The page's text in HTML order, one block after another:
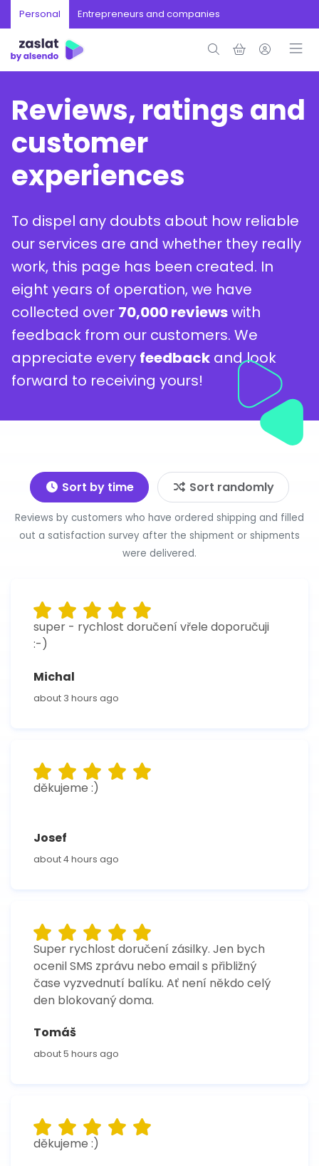
Personal Entrepreneurs and companies
Reviews, ratings and
customer
experiences
To dispel any doubts about how reliable
our services are and whether they really
work, this page has been created. In
eight years of operation, we have
collected over 70,000 reviewswith
feedback from our customers. We
appreciate every feedback and look
forward to receiving yours!
Sort by time Sort randomly
Reviews by customers who have ordered shipping and filled
out a satisfaction survey after the shipment or shipments
were delivered.
super - rychlost doručení vřele doporučuji
:-)
Michal
about 3 hours ago
děkujeme :)
Josef
about 4 hours ago
Super rychlost doručení zásilky. Jen bych
ocenil SMS zprávu nebo email s přibližný
čase vyzvednutí balíku. Ať není někdo celý
den blokovaný doma.
Tomáš
about 5 hours ago
děkujeme :)